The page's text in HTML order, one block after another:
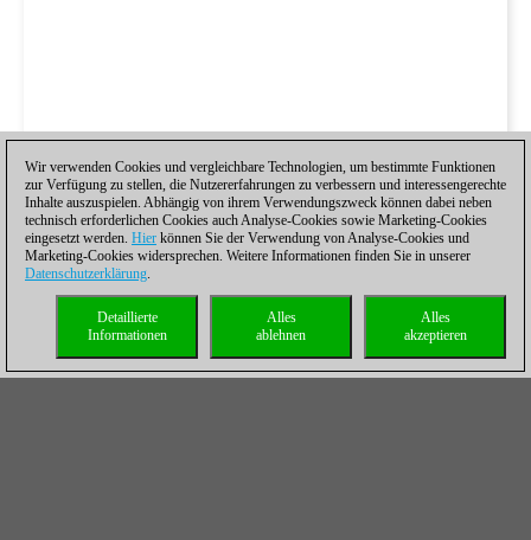
Wir verwenden Cookies und vergleichbare Technologien, um bestimmte Funktionen
zur Verfügung zu stellen, die Nutzererfahrungen zu verbessern und interessengerechte
Inhalte auszuspielen. Abhängig von ihrem Verwendungszweck können dabei neben
technisch erforderlichen Cookies auch Analyse-Cookies sowie Marketing-Cookies
eingesetzt werden. Hier können Sie der Verwendung von Analyse-Cookies und
Marketing-Cookies widersprechen. Weitere Informationen finden Sie in unserer
Datenschutzerklärung.
Alles
akzeptieren
Alles
ablehnen
Detaillierte
Informationen